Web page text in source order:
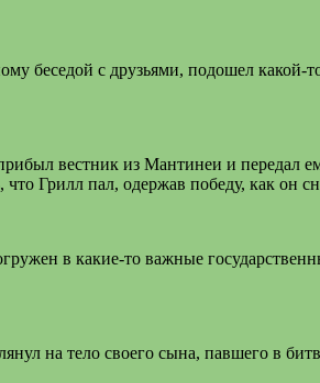
беседой с друзьями, подошел какой-
вестник из Мантинеи и передал
Грилл пал, одержав победу, как он
в какие-то важные
на тело своего сына, павшего в